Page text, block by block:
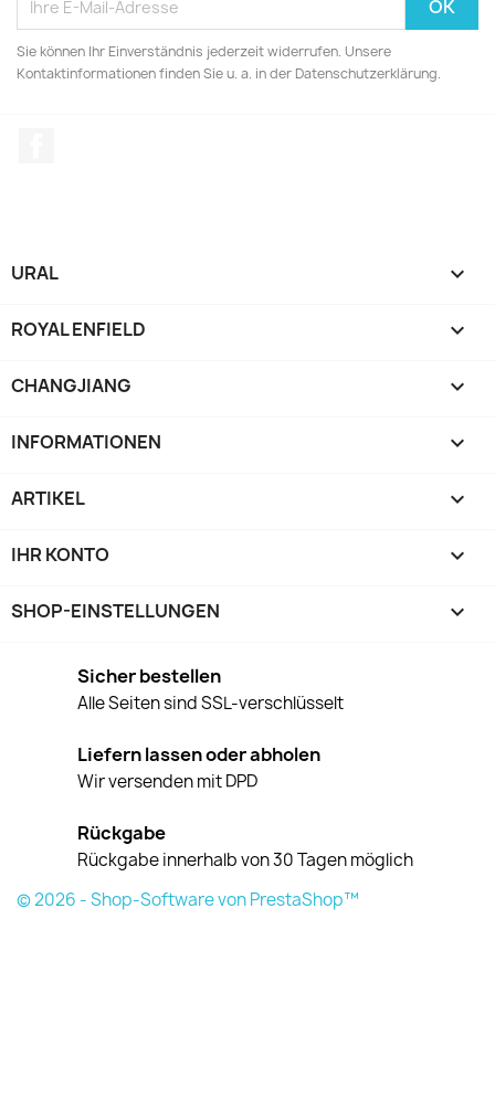
Sie können Ihr Einverständnis jederzeit widerrufen. Unsere
Kontaktinformationen finden Sie u. a. in der Datenschutzerklärung.
URAL 
ROYAL ENFIELD 
CHANGJIANG 
INFORMATIONEN 
ARTIKEL 
IHR KONTO 
SHOP-EINSTELLUNGEN keyboard_arrow_down
Sicher bestellen
Alle Seiten sind SSL-verschlüsselt
Liefern lassen oder abholen
Wir versenden mit DPD
Rückgabe
Rückgabe innerhalb von 30 Tagen möglich
© 2026 - Shop-Software von PrestaShop™